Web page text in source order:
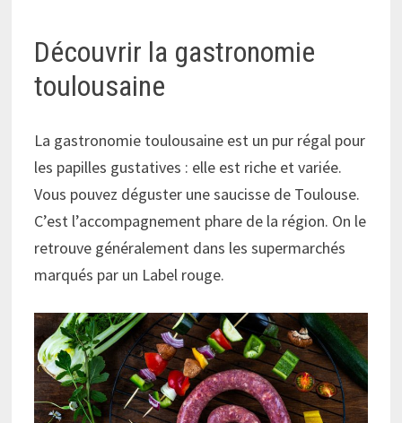
Découvrir la gastronomie
toulousaine
La gastronomie toulousaine est un pur régal pour
les papilles gustatives : elle est riche et variée.
Vous pouvez déguster une saucisse de Toulouse.
C’est l’accompagnement phare de la région. On le
retrouve généralement dans les supermarchés
marqués par un Label rouge.